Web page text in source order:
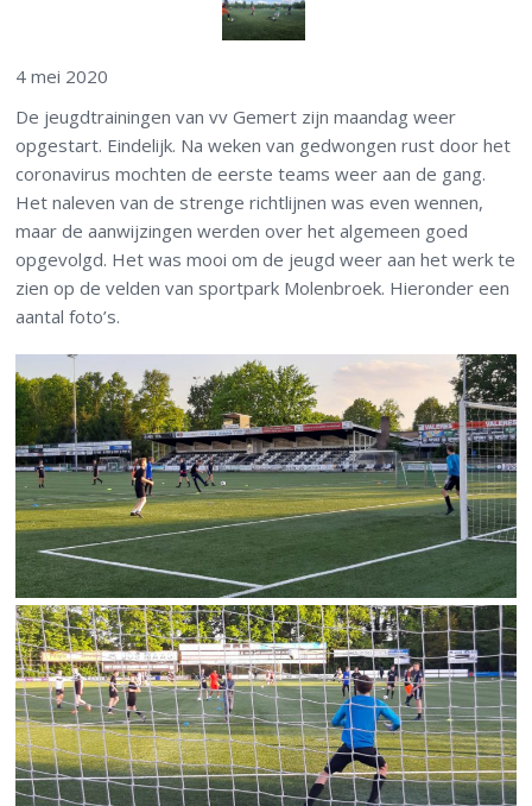
4 mei 2020
De jeugdtrainingen van vv Gemert zijn maandag weer
opgestart. Eindelijk. Na weken van gedwongen rust door het
coronavirus mochten de eerste teams weer aan de gang.
Het naleven van de strenge richtlijnen was even wennen,
maar de aanwijzingen werden over het algemeen goed
opgevolgd. Het was mooi om de jeugd weer aan het werk te
zien op de velden van sportpark Molenbroek. Hieronder een
aantal foto’s.